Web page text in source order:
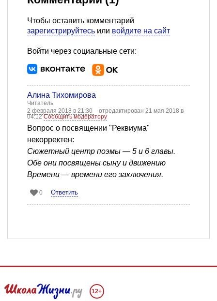
Чтобы оставить комментарий
зарегистрируйтесь или войдите на сайт
Войти через социальные сети:
Алина Тихомирова
Читатель
2 февраля 2018 в 21:30
отредактирован 21 мая 2018 в
04:12Сообщить модератору
Вопрос о посвящении "Реквиума"
некорректен:
Сюжетный центр поэмы — 5 и 6 главы.
Обе они посвящены сыну и движению
Времени — времени его заключения.
0 Ответить
12+